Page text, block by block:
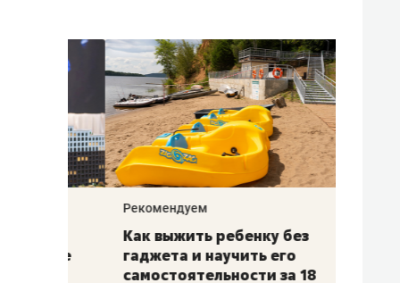
Рекомендуем
Как выжить ребенку без
гаджета и научить его
самостоятельности за 18